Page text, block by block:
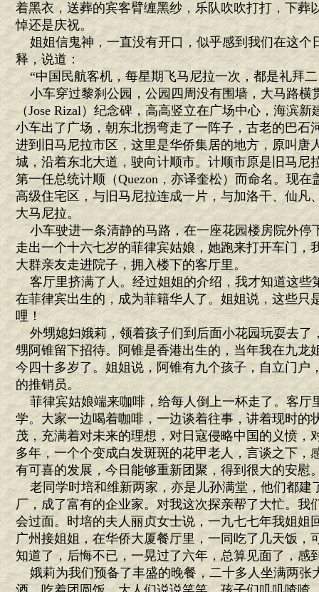
着黑衣，送葬的宾客臂缠黑纱，乐队吹吹打打，下葬
悼还是庆祝。
姐姐信鬼神，一直没有开口，似乎感到我们在这个
释，说道：
“中国民航客机，每星期飞马尼拉一次，都是礼拜二
小车穿过黎刹公园，公园四周没有围墙，大马路横
（Jose Rizal）纪念碑，高高竖立在广场中心，海滨
小车出了广场，朝东北拐弯走了一阵子，古老的巴石
进到旧马尼拉市区，这里是华侨集居的地方，原叫唐
城，沿着东北大道，驶向计顺市。计顺市原是旧马尼
第一任总统计顺（Quezon，亦译奎松）而命名。现
高级住宅区，与旧马尼拉连成一片，与加洛干、仙
大马尼拉。
小车驶进一条清静的马路，在一座花园楼房院外停
走出一个十六七岁的菲律宾姑娘，她跑来打开车门，
大群亲友走进院子，拥入楼下的客厅里。
客厅里挤满了人。经过姐姐的介绍，我才知道这些
在菲律宾出生的，成为菲籍华人了。姐姐说，这些只
哩！
外甥媳妇娥莉，领着孩子们到后面小花园玩耍去了
甥阿锥留下招待。阿锥是香港出生的，当年我在九龙
今四十多岁了。姐姐说，阿锥有九个孩子，自立门户
的推销员。
菲律宾姑娘端来咖啡，给每人倒上一杯走了。客厅
学。大家一边喝着咖啡，一边谈着往事，讲着现时的
茂，充满着对未来的理想，对日寇侵略中国的义愤，
多年，一个个变成白发斑斑的花甲老人，言谈之下，
有可喜的发展，今日能够重新团聚，得到很大的安慰
老同学时培和维新两家，亦是儿孙满堂，他们都建
厂，成了富有的企业家。对我这次探亲帮了大忙。我
会过面。时培的夫人丽贞女士说，一九七七年我姐姐
广州接姐姐，在华侨大厦餐厅里，一同吃了几天饭，
知道了，后悔不已，一晃过了六年，总算见面了，感
娥莉为我们预备了丰盛的晚餐，二十多人坐满两张